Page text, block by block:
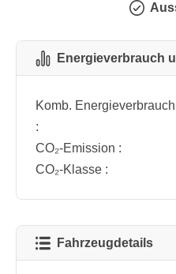
Energieverbrauch
Komb. Energieverbrauch
:
CO₂-Emission :
CO₂-Klasse :
Fahrzeugdetails